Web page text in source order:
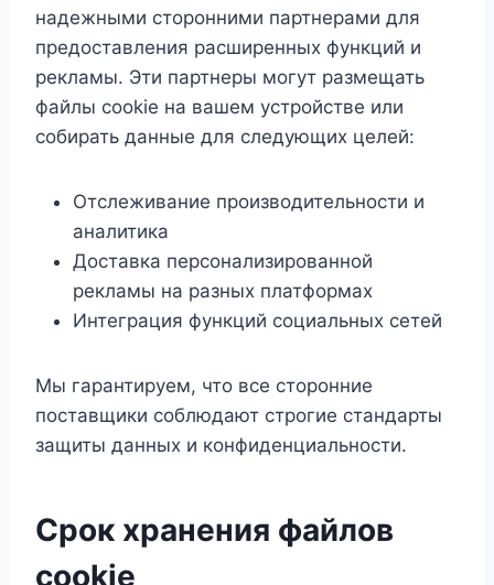
надежными сторонними партнерами для
предоставления расширенных функций и
рекламы. Эти партнеры могут размещать
файлы cookie на вашем устройстве или
собирать данные для следующих целей:
Отслеживание производительности и
аналитика
Доставка персонализированной
рекламы на разных платформах
Интеграция функций социальных сетей
Мы гарантируем, что все сторонние
поставщики соблюдают строгие стандарты
защиты данных и конфиденциальности.
Срок хранения файлов
cookie